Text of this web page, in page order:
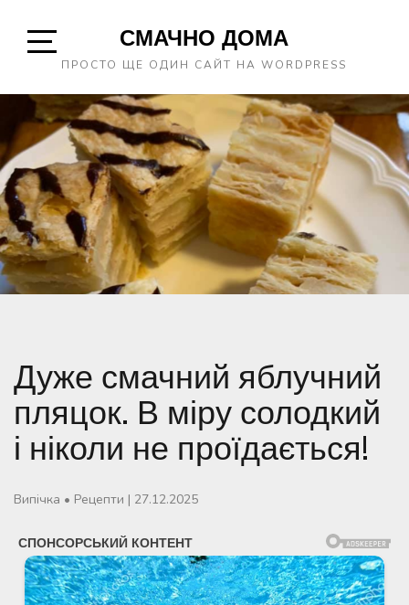
Open
Sidebar
СМАЧНО ДОМА
ПРОСТО ЩЕ ОДИН САЙТ НА WORDPRESS
Дуже смачний яблучний
пляцок. В міру солодкий
і ніколи не проїдається!
Випічка • Рецепти | 27.12.2025